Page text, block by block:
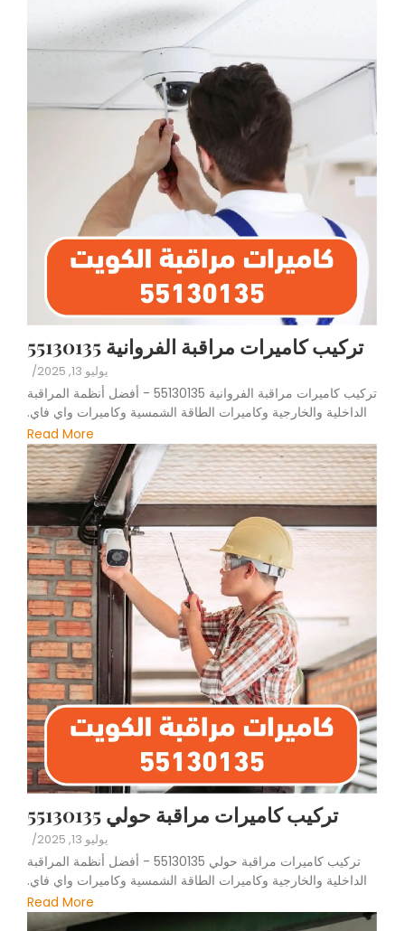
تركيب كاميرات مراقبة الفروانية 55130135
يوليو 13, 2025 /
تركيب كاميرات مراقبة الفروانية 55130135 - أفضل أنظمة المراقبة
الداخلية والخارجية وكاميرات الطاقة الشمسية وكاميرات واي فاي.
Read More
تركيب كاميرات مراقبة حولي 55130135
يوليو 13, 2025 /
تركيب كاميرات مراقبة حولي 55130135 - أفضل أنظمة المراقبة
الداخلية والخارجية وكاميرات الطاقة الشمسية وكاميرات واي فاي.
Read More